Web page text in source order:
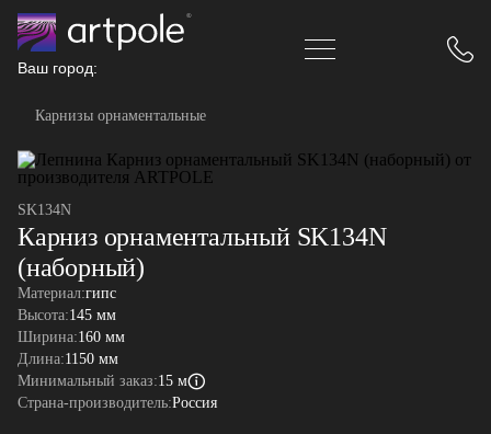
Ваш город:
Карнизы орнаментальные
SK134N
Карниз орнаментальный SK134N
(наборный)
Материал:гипс
Высота:145 мм
Ширина:160 мм
Длина:1150 мм
Минимальный заказ:15 м
Страна-производитель:Россия